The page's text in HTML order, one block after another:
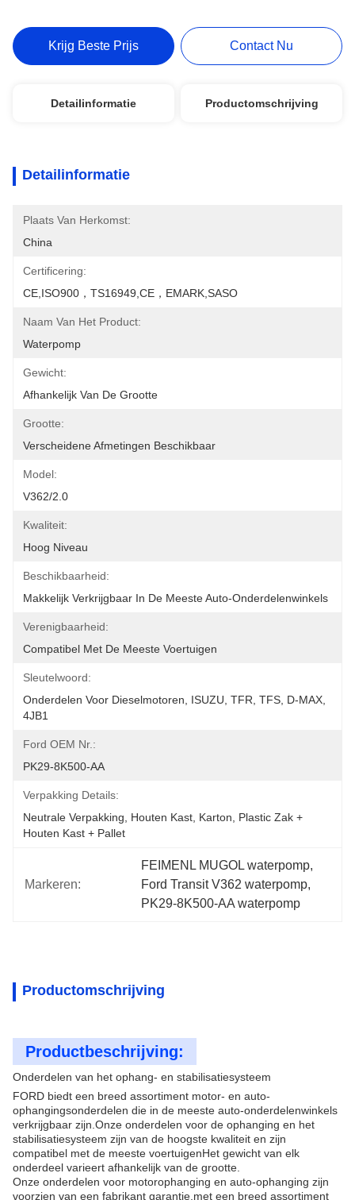
Krijg Beste Prijs Contact Nu
Detailinformatie Productomschrijving
Detailinformatie
Plaats Van Herkomst:
China
Certificering:
CE,ISO900，TS16949,CE，EMARK,SASO
Naam Van Het Product:
Waterpomp
Gewicht:
Afhankelijk Van De Grootte
Grootte:
Verscheidene Afmetingen Beschikbaar
Model:
V362/2.0
Kwaliteit:
Hoog Niveau
Beschikbaarheid:
Makkelijk Verkrijgbaar In De Meeste Auto-Onderdelenwinkels
Verenigbaarheid:
Compatibel Met De Meeste Voertuigen
Sleutelwoord:
Onderdelen Voor Dieselmotoren, ISUZU, TFR, TFS, D-MAX,
4JB1
Ford OEM Nr.:
PK29-8K500-AA
Verpakking Details:
Neutrale Verpakking, Houten Kast, Karton, Plastic Zak +
Houten Kast + Pallet
Markeren:
FEIMENL MUGOL waterpomp,
Ford Transit V362 waterpomp,
PK29-8K500-AA waterpomp
Productomschrijving
Productbeschrijving:
Onderdelen van het ophang- en stabilisatiesysteem
FORD biedt een breed assortiment motor- en auto-
ophangingsonderdelen die in de meeste auto-onderdelenwinkels
verkrijgbaar zijn.Onze onderdelen voor de ophanging en het
stabilisatiesysteem zijn van de hoogste kwaliteit en zijn
compatibel met de meeste voertuigenHet gewicht van elk
onderdeel varieert afhankelijk van de grootte.
Onze onderdelen voor motorophanging en auto-ophanging zijn
voorzien van een fabrikant garantie.met een breed assortiment